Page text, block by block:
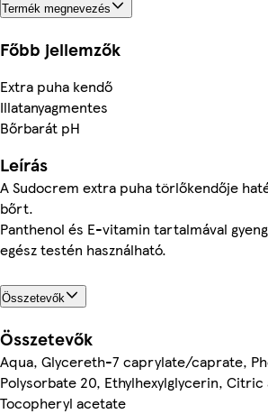
Termék megnevezés
Főbb jellemzők
Extra puha kendő
Illatanyagmentes
Bőrbarát pH
Leírás
A Sudocrem extra puha törlőkendője
bőrt.
Panthenol és E-vitamin tartalmával
egész testén használható.
Összetevők
Összetevők
Aqua, Glycereth-7 caprylate/caprate,
Polysorbate 20, Ethylhexylglycerin,
Tocopheryl acetate